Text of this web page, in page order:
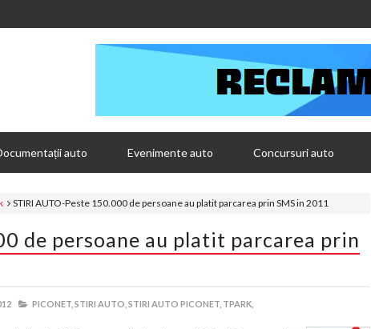
auto Evenimente auto Concursuri auto
STIRI AUTO-Peste 150.000 de persoane au platit parcarea prin SMS in 2011
de persoane au platit parcarea prin
PICONET, STIRI AUTO, STIRI AUTO PICONET, TPARK,